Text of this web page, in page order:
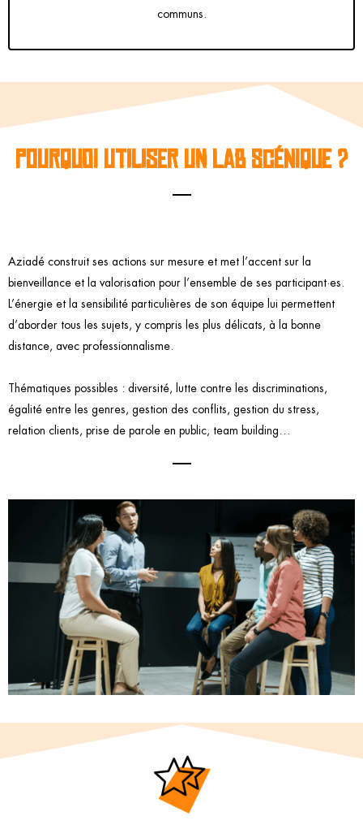
communs.
POURQUOI UTILISER UN LAB SCÉNIQUE ?
Aziadé construit ses actions sur mesure et met l’accent sur la
bienveillance et la valorisation pour l’ensemble de ses participant·es.
L’énergie et la sensibilité particulières de son équipe lui permettent
d’aborder tous les sujets, y compris les plus délicats, à la bonne
distance, avec professionnalisme.
Thématiques possibles : diversité, lutte contre les discriminations,
égalité entre les genres, gestion des conflits, gestion du stress,
relation clients, prise de parole en public, team building…